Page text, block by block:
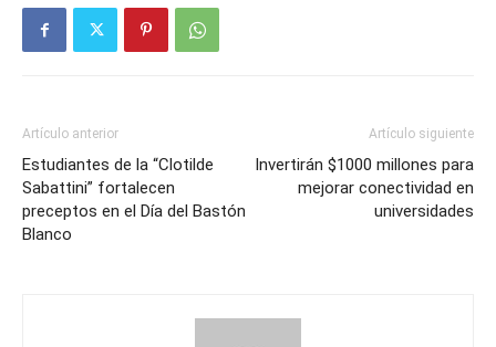
Artículo anterior
Estudiantes de la “Clotilde
Sabattini” fortalecen
preceptos en el Día del Bastón
Blanco
Artículo siguiente
Invertirán $1000 millones para
mejorar conectividad en
universidades